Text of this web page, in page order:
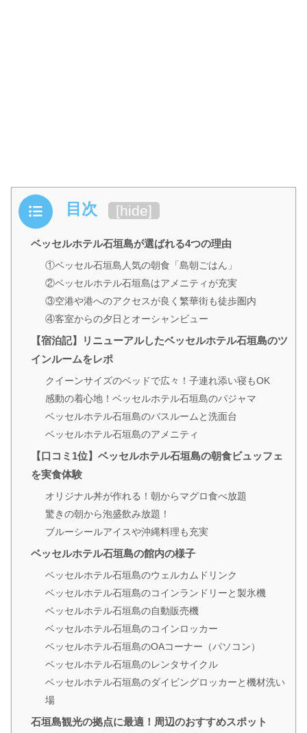
目次 [hide]
ベッセルホテル石垣島が選ばれる4つの理由
①ベッセル石垣島人気の朝食「島朝ごはん」
②ベッセルホテル石垣島はアメニティが充実
③空港や港へのアクセスが良く繁華街も徒歩圏内
④客室からの夕日とオーシャンビュー
【宿泊記】リニューアルしたベッセルホテル石垣島のツ
インルームをレポ
クイーンサイズのベッドで広々！子連れ添い寝もOK
感動の着心地！ベッセルホテル石垣島のパジャマ
ベッセルホテル石垣島のバスルームと洗面台
ベッセルホテル石垣島のアメニティ
【口コミ1位】ベッセルホテル石垣島の朝食ビュッフェ
を実食体験
オリジナル丼が作れる！朝からマグロ食べ放題
驚きの朝から泡盛飲み放題！
ブルーシールアイスや沖縄料理も充実
ベッセルホテル石垣島の館内の様子
ベッセルホテル石垣島のウェルカムドリンク
ベッセルホテル石垣島のコインランドリーと製氷機
ベッセルホテル石垣島の自動販売機
ベッセルホテル石垣島のコインロッカー
ベッセルホテル石垣島のOAコーナー（パソコン）
ベッセルホテル石垣島のレンタサイクル
ベッセルホテル石垣島のダイビングロッカーと機材洗い
場
石垣島観光の拠点に最適！周辺のおすすめスポット